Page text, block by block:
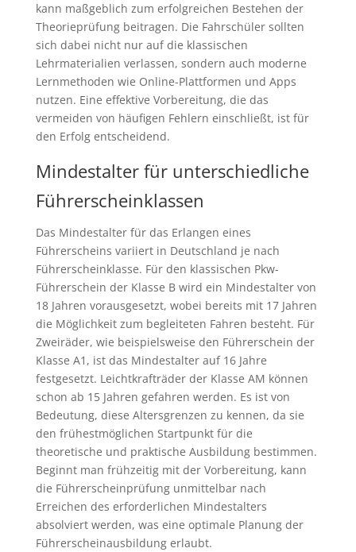
kann maßgeblich zum erfolgreichen Bestehen der
Theorieprüfung beitragen. Die Fahrschüler sollten
sich dabei nicht nur auf die klassischen
Lehrmaterialien verlassen, sondern auch moderne
Lernmethoden wie Online-Plattformen und Apps
nutzen. Eine effektive Vorbereitung, die das
vermeiden von häufigen Fehlern einschließt, ist für
den Erfolg entscheidend.
Mindestalter für unterschiedliche
Führerscheinklassen
Das Mindestalter für das Erlangen eines
Führerscheins variiert in Deutschland je nach
Führerscheinklasse. Für den klassischen Pkw-
Führerschein der Klasse B wird ein Mindestalter von
18 Jahren vorausgesetzt, wobei bereits mit 17 Jahren
die Möglichkeit zum begleiteten Fahren besteht. Für
Zweiräder, wie beispielsweise den Führerschein der
Klasse A1, ist das Mindestalter auf 16 Jahre
festgesetzt. Leichtkrafträder der Klasse AM können
schon ab 15 Jahren gefahren werden. Es ist von
Bedeutung, diese Altersgrenzen zu kennen, da sie
den frühestmöglichen Startpunkt für die
theoretische und praktische Ausbildung bestimmen.
Beginnt man frühzeitig mit der Vorbereitung, kann
die Führerscheinprüfung unmittelbar nach
Erreichen des erforderlichen Mindestalters
absolviert werden, was eine optimale Planung der
Führerscheinausbildung erlaubt.